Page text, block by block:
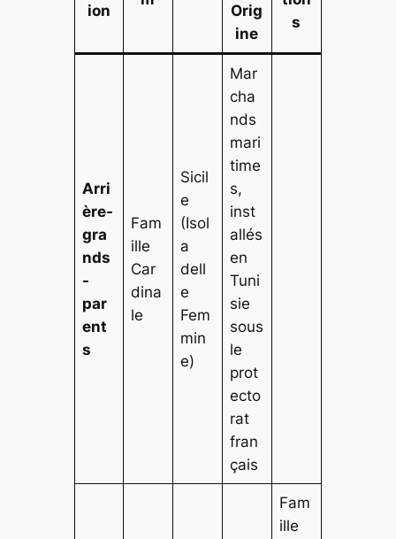
ion
Orig
ine
s
Arri
ère-
gra
nds
-
par
ent
s
Fam
ille
Car
dina
le
Sicil
e
(Isol
a
dell
e
Fem
min
e)
Mar
cha
nds
mari
time
s,
inst
allés
en
Tuni
sie
sous
le
prot
ecto
rat
fran
çais
Fam
ille